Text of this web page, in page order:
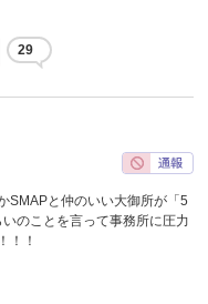
29
SMAPと仲のいい大御所が「5
のことを言って事務所に圧力
！！